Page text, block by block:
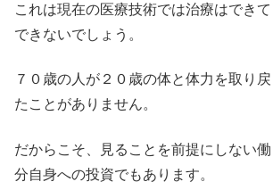
これは現在の医療技術では治療はでき
できないでしょう。
７０歳の人が２０歳の体と体力を取り
たことがありません。
だからこそ、見ることを前提にしない
分自身への投資でもあります。